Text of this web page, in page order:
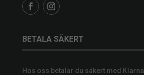
BETALA SÄKERT
Hos oss betalar du säkert med Klarna.